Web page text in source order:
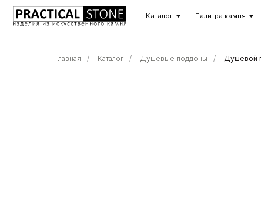
О
Палитра камня
Каталог
Главная / Каталог / Душевые поддоны / Душевой